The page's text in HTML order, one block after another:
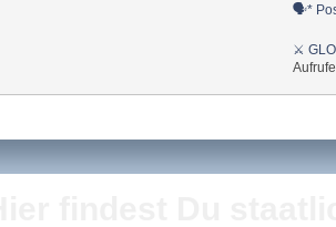
🗣*
⚔
Aufrufe